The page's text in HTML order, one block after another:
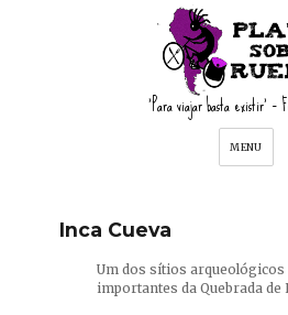
MENU
'Para viajar basta existir' –
Inca Cueva
Um dos sítios
importantes da Quebrada de